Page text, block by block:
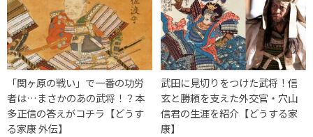
「関ヶ原の戦い」で一番の功労
者は…まさかのあの武将！？本
多正信の答えがコチラ【どうす
る家康 外伝】
武田に見切りをつけた武将！信
玄と勝頼を支えた外交官・穴山
信君の生涯を紹介【どうする家
康】